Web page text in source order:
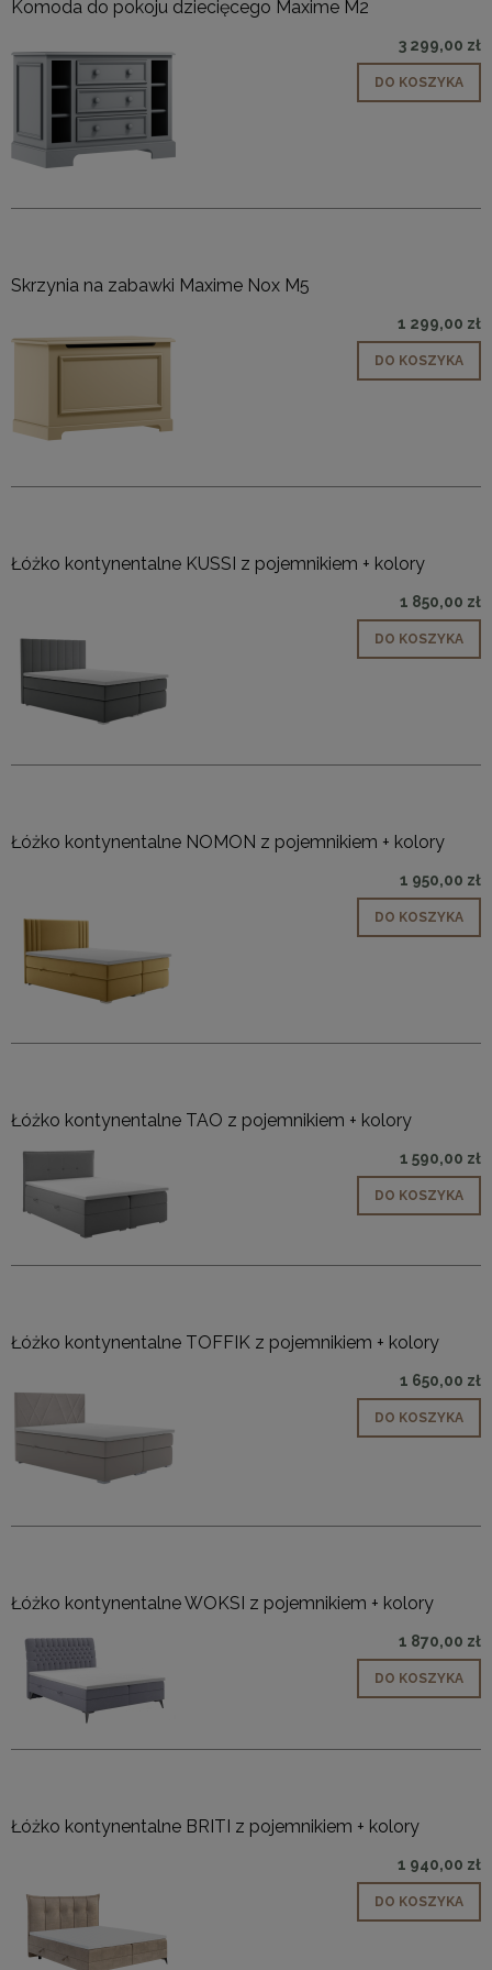
Komoda do pokoju dziecięcego Maxime M2
3 299,00 zł
DO KOSZYKA
Skrzynia na zabawki Maxime Nox M5
1 299,00 zł
DO KOSZYKA
Łóżko kontynentalne KUSSI z pojemnikiem + kolory
1 850,00 zł
DO KOSZYKA
Łóżko kontynentalne NOMON z pojemnikiem + kolory
1 950,00 zł
DO KOSZYKA
Łóżko kontynentalne TAO z pojemnikiem + kolory
1 590,00 zł
DO KOSZYKA
Łóżko kontynentalne TOFFIK z pojemnikiem + kolory
1 650,00 zł
DO KOSZYKA
Łóżko kontynentalne WOKSI z pojemnikiem + kolory
1 870,00 zł
DO KOSZYKA
Łóżko kontynentalne BRITI z pojemnikiem + kolory
1 940,00 zł
DO KOSZYKA